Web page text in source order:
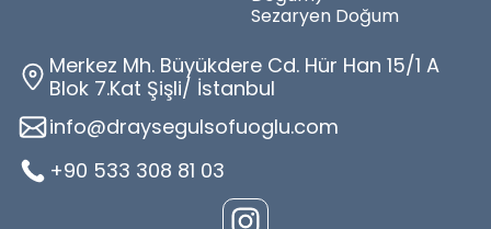
Sezaryen Doğum
Merkez Mh. Büyükdere Cd. Hür Han 15/1 A
Blok 7.Kat Şişli/ İstanbul
info@draysegulsofuoglu.com
+90 533 308 81 03